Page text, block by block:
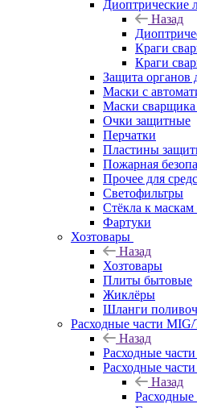
Диоптрические
Назад
Краги
Краги
Защита органов
Маски с
Маски
Очки защитные
Перчатки
Пластины
Пожарная
Прочее для
Светофильтры
Стёкла к
Фартуки
Хозтовары
Назад
Хозтовары
Плиты бытовые
Жиклёры
Шланги
Расходные части
Назад
Расходные
Расходные
Назад